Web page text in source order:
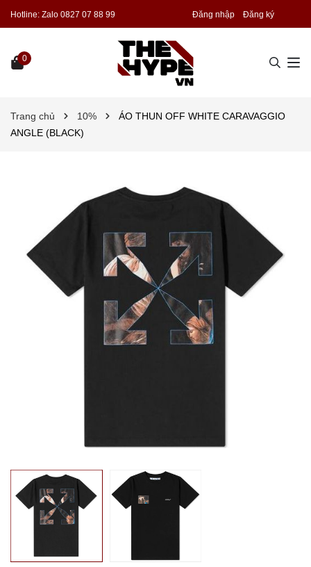
Hotline: Zalo 0827 07 88 99 Đăng nhập Đăng ký
0
Trang chủ 10%
ÁO THUN OFF WHITE CARAVAGGIO
ANGLE (BLACK)